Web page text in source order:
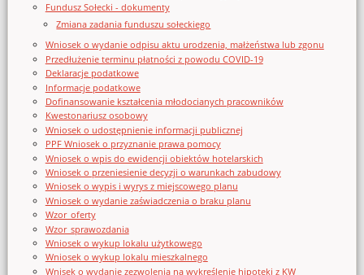
Fundusz Sołecki - dokumenty
Zmiana zadania funduszu sołeckiego
Wniosek o wydanie odpisu aktu urodzenia, małżeństwa lub zgonu
Przedłużenie terminu płatności z powodu COVID-19
Deklaracje podatkowe
Informacje podatkowe
Dofinansowanie kształcenia młodocianych pracowników
Kwestonariusz osobowy
Wniosek o udostępnienie informacji publicznej
PPF Wniosek o przyznanie prawa pomocy
Wniosek o wpis do ewidencji obiektów hotelarskich
Wniosek o przeniesienie decyzji o warunkach zabudowy
Wniosek o wypis i wyrys z miejscowego planu
Wniosek o wydanie zaświadczenia o braku planu
Wzor_oferty
Wzor_sprawozdania
Wniosek o wykup lokalu użytkowego
Wniosek o wykup lokalu mieszkalnego
Wnisek o wydanie zezwolenia na wykreślenie hipoteki z KW